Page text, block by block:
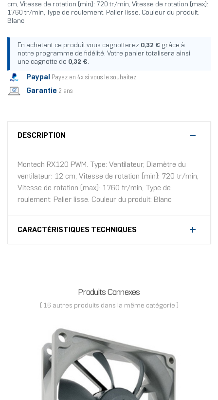
cm, Vitesse de rotation (min): 720 tr/min, Vitesse de rotation (max):
1760 tr/min, Type de roulement: Palier lisse. Couleur du produit:
Blanc
En achetant ce produit vous cagnotterez 0,32 € grâce à
notre programme de fidélité. Votre panier totalisera ainsi
une cagnotte de 0,32 €.
Paypal Payez en 4x si vous le souhaitez
Garantie 2 ans
DESCRIPTION
Montech RX120 PWM. Type: Ventilateur, Diamètre du
ventilateur: 12 cm, Vitesse de rotation (min): 720 tr/min,
Vitesse de rotation (max): 1760 tr/min, Type de
roulement: Palier lisse. Couleur du produit: Blanc
CARACTÉRISTIQUES TECHNIQUES
Produits Connexes
( 16 autres produits dans la même catégorie )